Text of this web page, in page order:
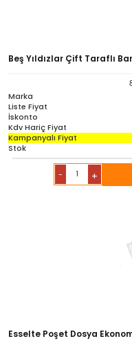
Beş Yıldızlar Çift Taraflı
Marka
Liste Fiyat
İskonto
Kdv Hariç Fiyat
Kampanyalı Fiyat
Stok
- +
Esselte Poşet Dosya